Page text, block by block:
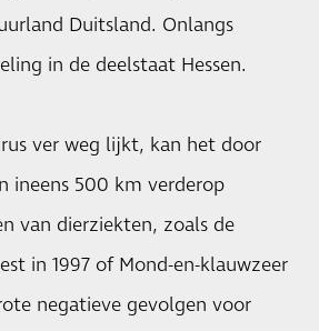
Duitsland. Onlangs
in de deelstaat Hessen.
ver weg lijkt, kan het door
ineens 500 km verderop
van dierziekten, zoals de
in 1997 of Mond-en-klauwzeer
negatieve gevolgen voor